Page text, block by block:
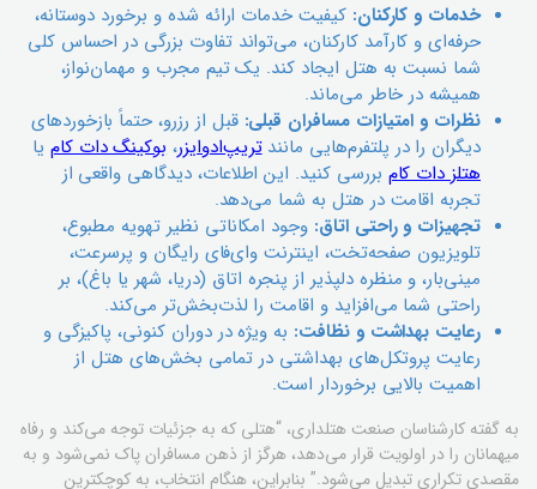
خدمات و کارکنان: کیفیت خدمات ارائه شده و برخورد دوستانه،
حرفه‌ای و کارآمد کارکنان، می‌تواند تفاوت بزرگی در احساس کلی
شما نسبت به هتل ایجاد کند. یک تیم مجرب و مهمان‌نواز،
همیشه در خاطر می‌ماند.
نظرات و امتیازات مسافران قبلی: قبل از رزرو، حتماً بازخوردهای
دیگران را در پلتفرم‌هایی مانندتریپ‌ادوایزر،بوکینگ دات کام یا
هتلز دات کام بررسی کنید. این اطلاعات، دیدگاهی واقعی از
تجربه اقامت در هتل به شما می‌دهد.
تجهیزات و راحتی اتاق: وجود امکاناتی نظیر تهویه مطبوع،
تلویزیون صفحه‌تخت، اینترنت وای‌فای رایگان و پرسرعت،
مینی‌بار، و منظره دلپذیر از پنجره اتاق (دریا، شهر یا باغ)، بر
راحتی شما می‌افزاید و اقامت را لذت‌بخش‌تر می‌کند.
رعایت بهداشت و نظافت: به ویژه در دوران کنونی، پاکیزگی و
رعایت پروتکل‌های بهداشتی در تمامی بخش‌های هتل از
اهمیت بالایی برخوردار است.
به گفته کارشناسان صنعت هتلداری، “هتلی که به جزئیات توجه می‌کند و رفاه
میهمانان را در اولویت قرار می‌دهد، هرگز از ذهن مسافران پاک نمی‌شود و به
مقصدی تکراری تبدیل می‌شود.” بنابراین، هنگام انتخاب، به کوچکترین